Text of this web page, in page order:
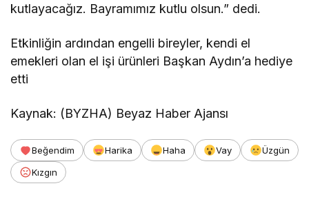
kutlayacağız. Bayramımız kutlu olsun.” dedi.
Etkinliğin ardından engelli bireyler, kendi el
emekleri olan el işi ürünleri Başkan Aydın’a hediye
etti
Kaynak: (BYZHA) Beyaz Haber Ajansı
Beğendim Harika Haha Vay
Üzgün
Kızgın